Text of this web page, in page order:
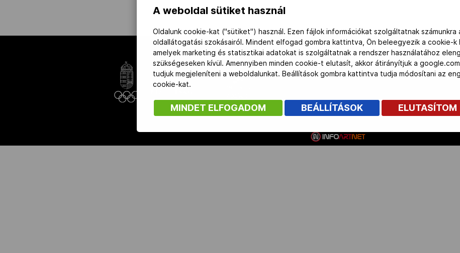
Társszervezetek
Adatbank
A weboldal sütiket használ
Oldalunk cookie-kat ("sütiket") használ. Ezen fájlok információkat szolgáltatnak számunkra
oldallátogatási szokásairól. Mindent elfogad gombra kattintva, Ön beleegyezik a cookie-k
amelyek marketing és statisztikai adatokat is szolgáltatnak a rendszer használatához
szükségeseken kívül. Amennyiben minden cookie-t elutasít, akkor átirányítjuk a
tudjuk megjeleníteni a weboldalunkat. Beállítások gombra kattintva tudja módosítani az
cookie-kat.
MINDET ELFOGADOM BEÁLLÍTÁSOK ELUTASÍTOM